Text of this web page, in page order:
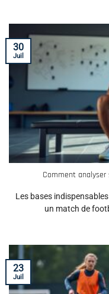
Comment
Les bases
un match de
30
Juil
23
Juil